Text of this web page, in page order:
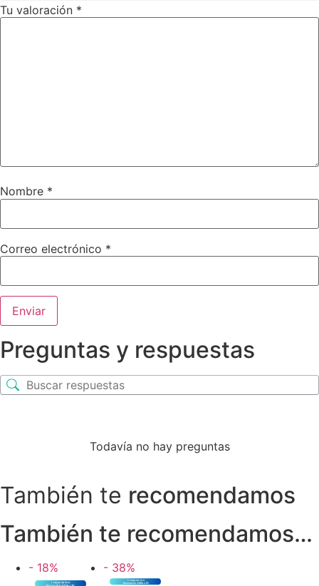
Tu valoración *
Nombre *
Correo electrónico *
Preguntas y respuestas
Todavía no hay preguntas
También te recomendamos
También te recomendamos…
- 18% - 38%